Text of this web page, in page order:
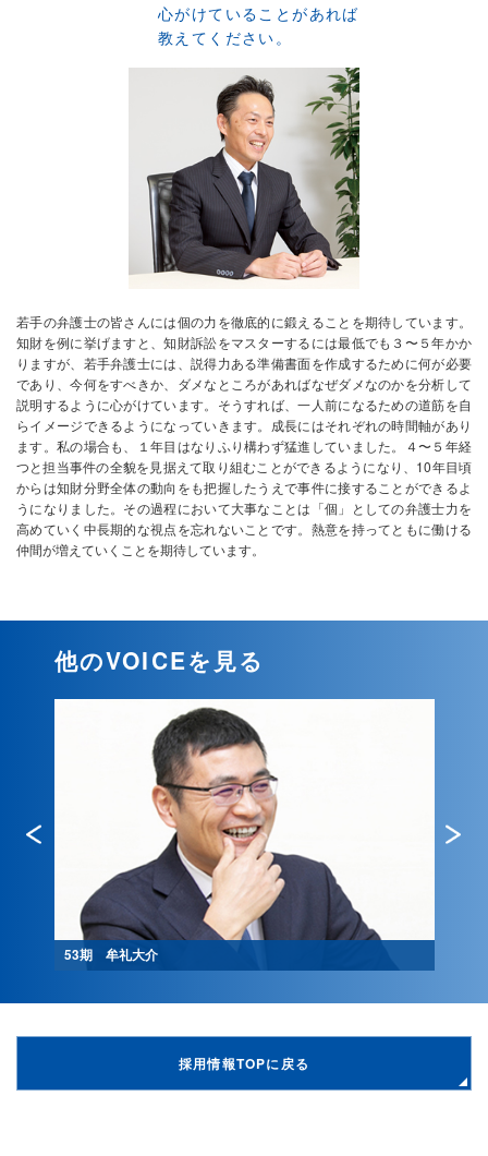
心がけていることがあれば
教えてください。
若手の弁護士の皆さんには個の力を徹底的に鍛えることを期待しています。
知財を例に挙げますと、知財訴訟をマスターするには最低でも３〜５年かか
りますが、若手弁護士には、説得力ある準備書面を作成するために何が必要
であり、今何をすべきか、ダメなところがあればなぜダメなのかを分析して
説明するように心がけています。そうすれば、一人前になるための道筋を自
らイメージできるようになっていきます。成長にはそれぞれの時間軸があり
ます。私の場合も、１年目はなりふり構わず猛進していました。４〜５年経
つと担当事件の全貌を見据えて取り組むことができるようになり、10年目頃
からは知財分野全体の動向をも把握したうえで事件に接することができるよ
うになりました。その過程において大事なことは「個」としての弁護士力を
高めていく中長期的な視点を忘れないことです。熱意を持ってともに働ける
仲間が増えていくことを期待しています。
他のVOICEを見る
53期 牟礼大介
採用情報TOPに戻る